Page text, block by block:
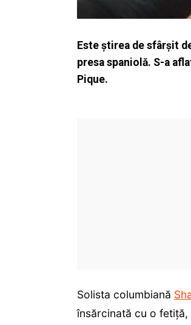
Este știrea de sfârșit
presa spaniolă. S-a
Pique.
Solista columbiană
însărcinată cu o